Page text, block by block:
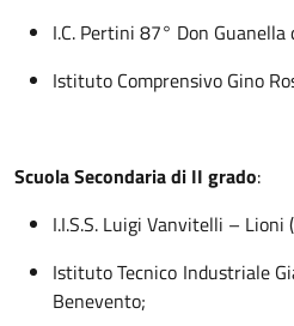
I.C. Pertini 87° Don Guanella
Istituto Comprensivo Gino
Scuola Secondaria di II grado:
I.I.S.S. Luigi Vanvitelli – Lioni
Istituto Tecnico Industriale
Benevento;